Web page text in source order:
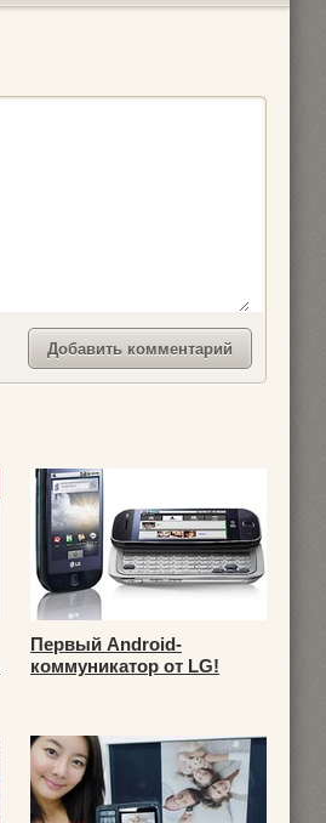
Первый Android-
коммуникатор от LG!